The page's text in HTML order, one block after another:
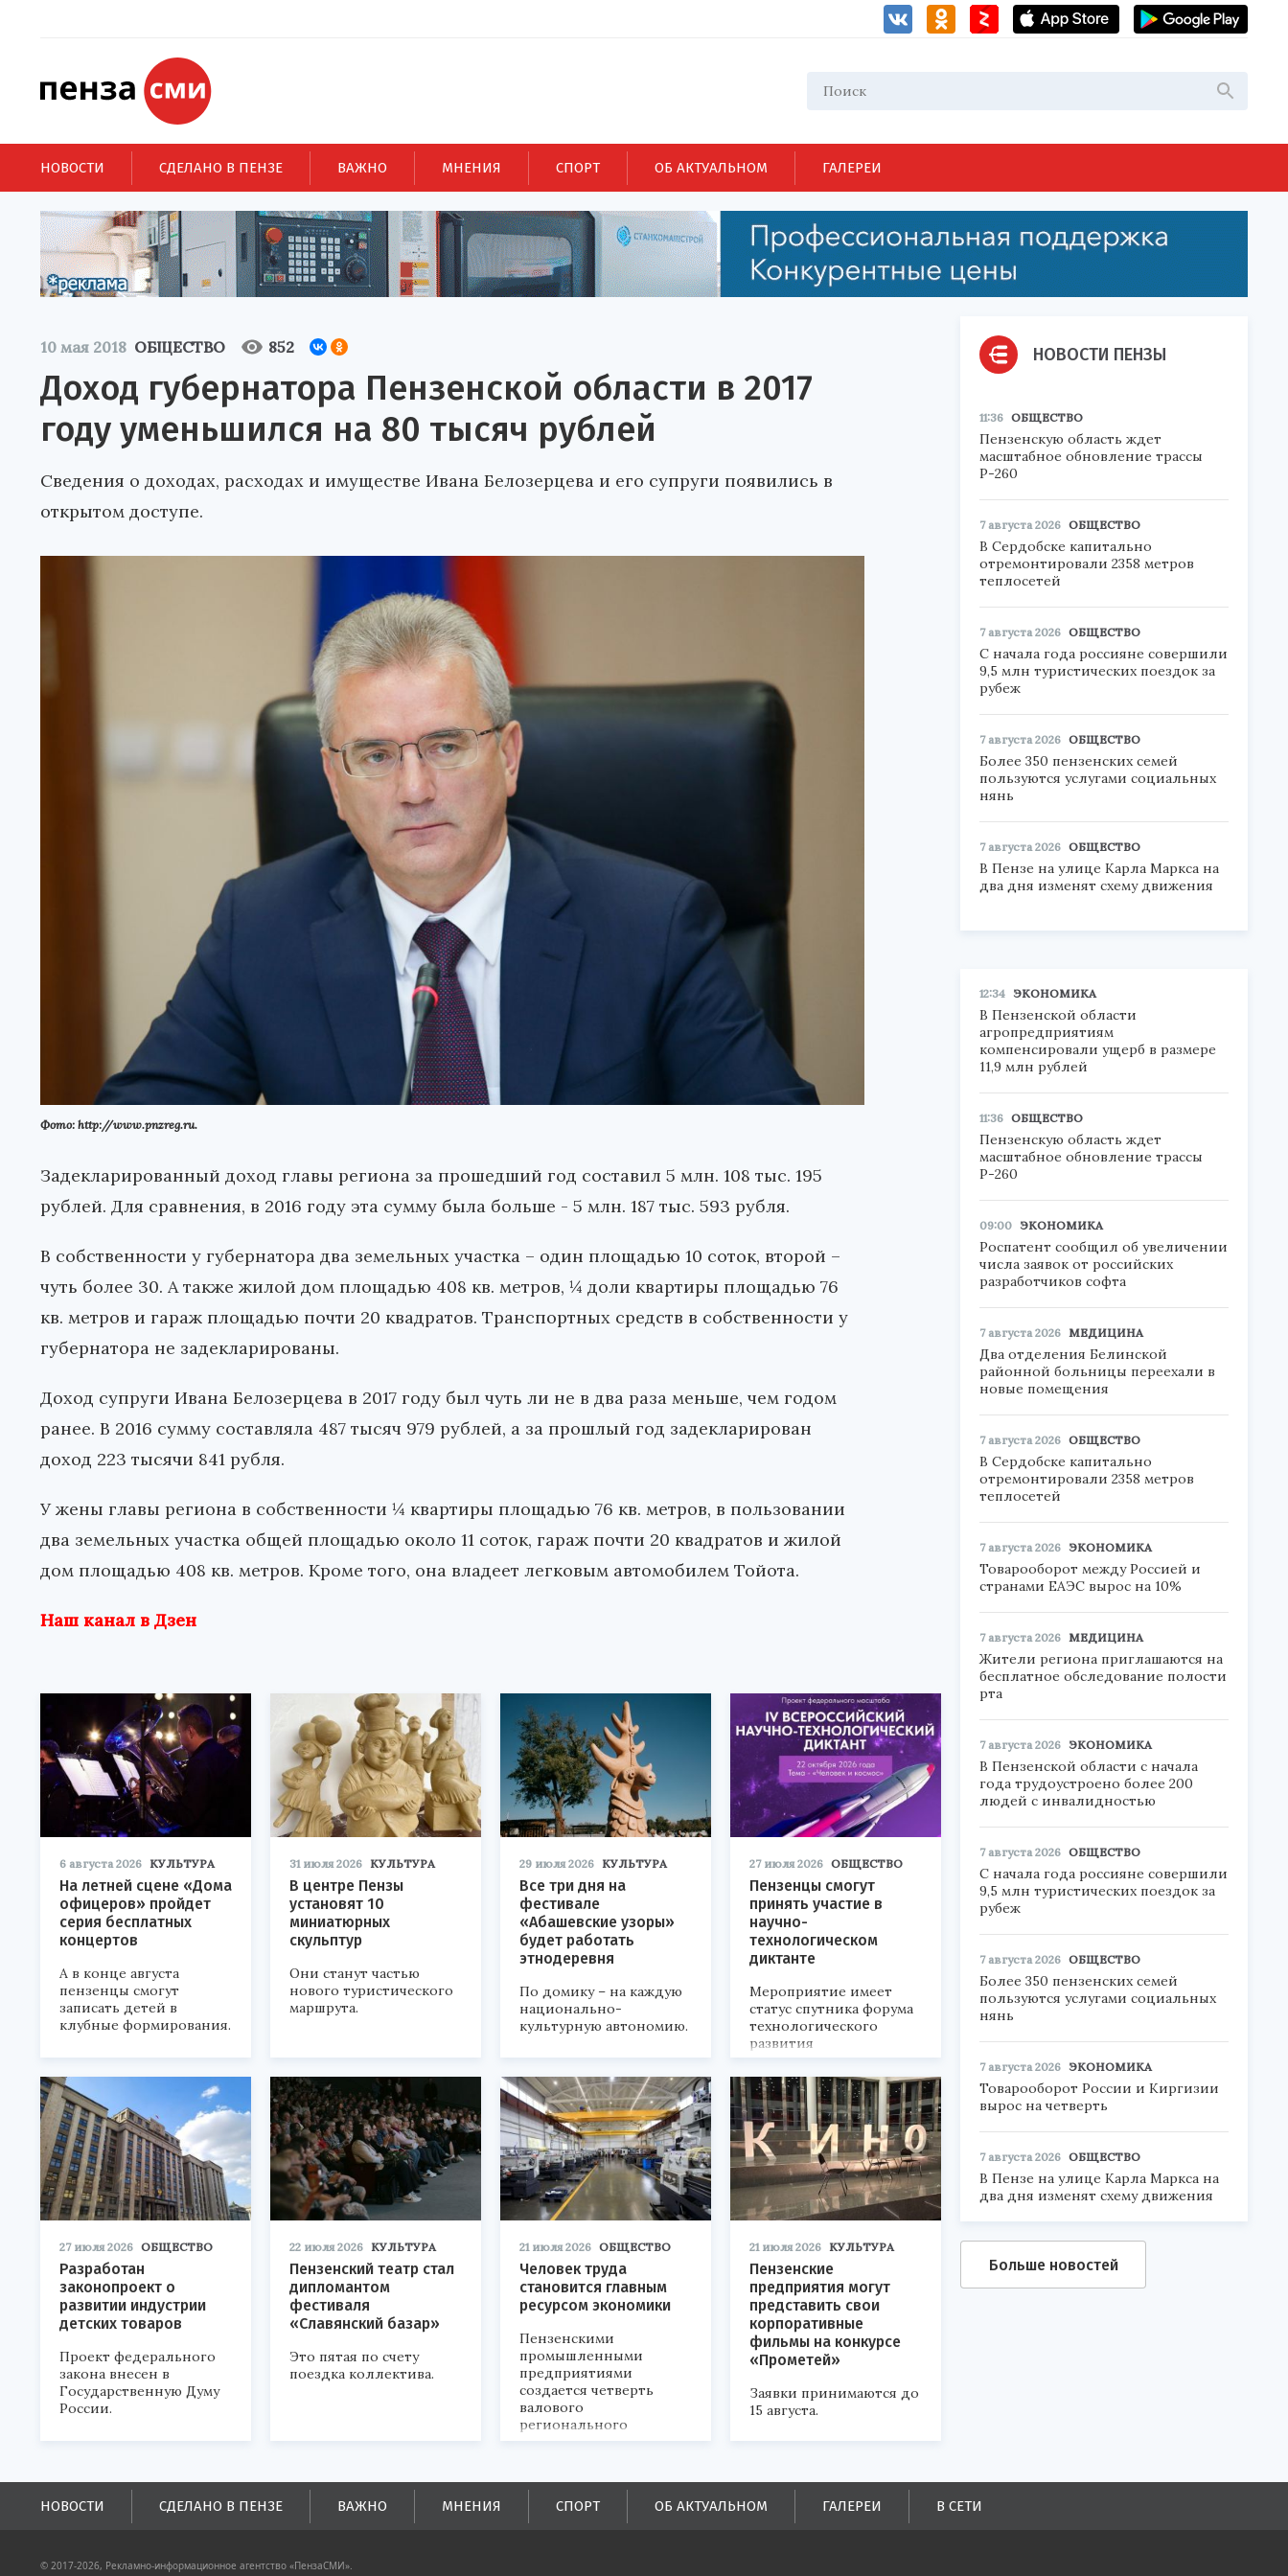
НОВОСТИ СДЕЛАНО В ПЕНЗЕ ВАЖНО МНЕНИЯ СПОРТ ОБ АКТУАЛЬНОМ ГАЛЕРЕИ
10 мая 2018 ОБЩЕСТВО 852
Доход губернатора Пензенской области в 2017
году уменьшился на 80 тысяч рублей
Сведения о доходах, расходах и имуществе Ивана Белозерцева и его супруги появились в
открытом доступе.
Фото: http://www.pnzreg.ru.
Задекларированный доход главы региона за прошедший год составил 5 млн. 108 тыс. 195
рублей. Для сравнения, в 2016 году эта сумму была больше - 5 млн. 187 тыс. 593 рубля.
В собственности у губернатора два земельных участка – один площадью 10 соток, второй –
чуть более 30. А также жилой дом площадью 408 кв. метров, ¼ доли квартиры площадью 76
кв. метров и гараж площадью почти 20 квадратов. Транспортных средств в собственности у
губернатора не задекларированы.
Доход супруги Ивана Белозерцева в 2017 году был чуть ли не в два раза меньше, чем годом
ранее. В 2016 сумму составляла 487 тысяч 979 рублей, а за прошлый год задекларирован
доход 223 тысячи 841 рубля.
У жены главы региона в собственности ¼ квартиры площадью 76 кв. метров, в пользовании
два земельных участка общей площадью около 11 соток, гараж почти 20 квадратов и жилой
дом площадью 408 кв. метров. Кроме того, она владеет легковым автомобилем Тойота.
Наш канал в Дзен
6 августа 2026 КУЛЬТУРА
На летней сцене «Дома
офицеров» пройдет
серия бесплатных
концертов
А в конце августа
пензенцы смогут
записать детей в
клубные формирования.
31 июля 2026 КУЛЬТУРА
В центре Пензы
установят 10
миниатюрных
скульптур
Они станут частью
нового туристического
маршрута.
29 июля 2026 КУЛЬТУРА
Все три дня на
фестивале
«Абашевские узоры»
будет работать
этнодеревня
По домику – на каждую
национально-
культурную автономию.
27 июля 2026 ОБЩЕСТВО
Пензенцы смогут
принять участие в
научно-
технологическом
диктанте
Мероприятие имеет
статус спутника форума
технологического
развития
«Технопром-2026».
27 июля 2026 ОБЩЕСТВО
Разработан
законопроект о
развитии индустрии
детских товаров
Проект федерального
закона внесен в
Государственную Думу
России.
22 июля 2026 КУЛЬТУРА
Пензенский театр стал
дипломантом
фестиваля
«Славянский базар»
Это пятая по счету
поездка коллектива.
21 июля 2026 ОБЩЕСТВО
Человек труда
становится главным
ресурсом экономики
Пензенскими
промышленными
предприятиями
создается четверть
валового
регионального
продукта и
поступлений в
бюджеты всех уровней.
21 июля 2026 КУЛЬТУРА
Пензенские
предприятия могут
представить свои
корпоративные
фильмы на конкурсе
«Прометей»
Заявки принимаются до
15 августа.
НОВОСТИ ПЕНЗЫ
11:36 ОБЩЕСТВО
Пензенскую область ждет
масштабное обновление трассы
Р-260
7 августа 2026 ОБЩЕСТВО
В Сердобске капитально
отремонтировали 2358 метров
теплосетей
7 августа 2026 ОБЩЕСТВО
С начала года россияне совершили
9,5 млн туристических поездок за
рубеж
7 августа 2026 ОБЩЕСТВО
Более 350 пензенских семей
пользуются услугами социальных
нянь
7 августа 2026 ОБЩЕСТВО
В Пензе на улице Карла Маркса на
два дня изменят схему движения
12:34 ЭКОНОМИКА
В Пензенской области
агропредприятиям
компенсировали ущерб в размере
11,9 млн рублей
11:36 ОБЩЕСТВО
Пензенскую область ждет
масштабное обновление трассы
Р-260
09:00 ЭКОНОМИКА
Роспатент сообщил об увеличении
числа заявок от российских
разработчиков софта
7 августа 2026 МЕДИЦИНА
Два отделения Белинской
районной больницы переехали в
новые помещения
7 августа 2026 ОБЩЕСТВО
В Сердобске капитально
отремонтировали 2358 метров
теплосетей
7 августа 2026 ЭКОНОМИКА
Товарооборот между Россией и
странами ЕАЭС вырос на 10%
7 августа 2026 МЕДИЦИНА
Жители региона приглашаются на
бесплатное обследование полости
рта
7 августа 2026 ЭКОНОМИКА
В Пензенской области с начала
года трудоустроено более 200
людей с инвалидностью
7 августа 2026 ОБЩЕСТВО
С начала года россияне совершили
9,5 млн туристических поездок за
рубеж
7 августа 2026 ОБЩЕСТВО
Более 350 пензенских семей
пользуются услугами социальных
нянь
7 августа 2026 ЭКОНОМИКА
Товарооборот России и Киргизии
вырос на четверть
7 августа 2026 ОБЩЕСТВО
В Пензе на улице Карла Маркса на
два дня изменят схему движения
Больше новостей
НОВОСТИ СДЕЛАНО В ПЕНЗЕ ВАЖНО МНЕНИЯ СПОРТ ОБ АКТУАЛЬНОМ ГАЛЕРЕИ В СЕТИ
© 2017-2026, Рекламно-информационное агентство «ПензаСМИ».